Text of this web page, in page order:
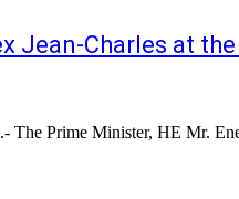
Jean-Charles at
The Prime Minister, HE Mr.